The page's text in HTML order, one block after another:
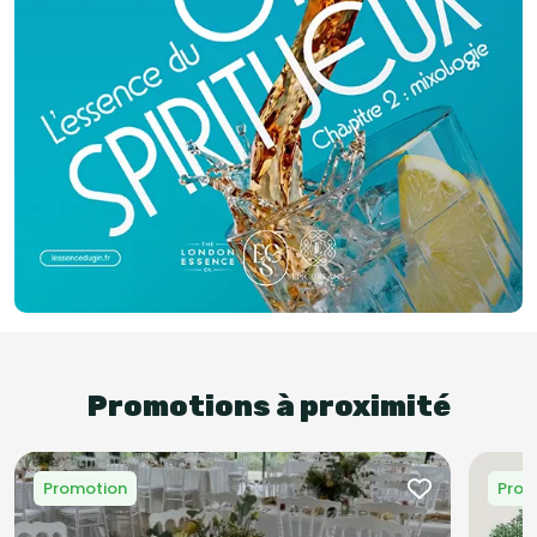
Promotions à proximité
Promotion